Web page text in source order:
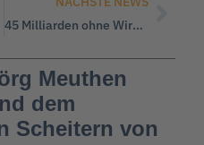
45 Milliarden ohne Wirkung
Meuthen
dem
Scheitern von